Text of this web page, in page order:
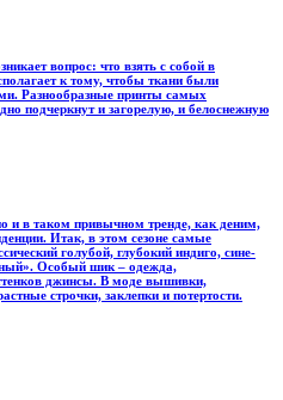
вопрос: что взять с собой в
к тому, чтобы ткани были
Разнообразные принты самых
подчеркнут и загорелую, и белоснежную
и в таком привычном тренде, как деним,
Итак, в этом сезоне самые
голубой, глубокий индиго, сине-
Особый шик – одежда,
джинсы. В моде вышивки,
строчки, заклепки и потертости.